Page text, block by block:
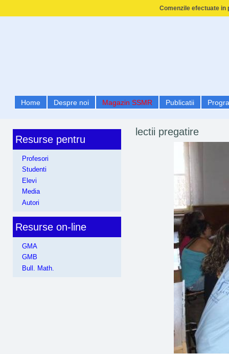
Comenzile efectuate in
Home Despre noi Magazin SSMR Publicatii
lectii pregatire
Resurse pentru
Profesori
Studenti
Elevi
Media
Autori
Resurse on-line
GMA
GMB
Bull. Math.